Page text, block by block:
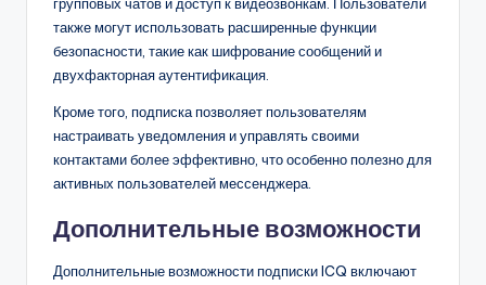
также могут использовать расширенные функции
безопасности, такие как шифрование сообщений и
двухфакторная аутентификация.
Кроме того, подписка позволяет пользователям
настраивать уведомления и управлять своими
контактами более эффективно, что особенно полезно для
активных пользователей мессенджера.
Дополнительные возможности
Дополнительные возможности подписки ICQ включают